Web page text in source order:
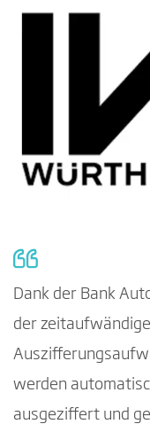
Dank der Bank
der
werden
ausgeziffert und